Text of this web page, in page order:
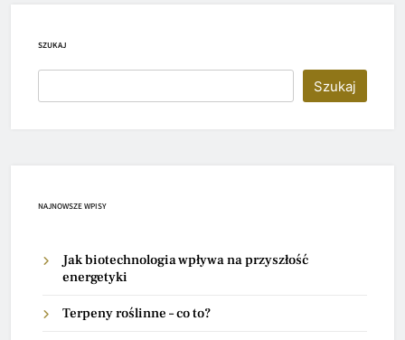
SZUKAJ
Szukaj
NAJNOWSZE WPISY
Jak biotechnologia wpływa na przyszłość
energetyki
Terpeny roślinne – co to?